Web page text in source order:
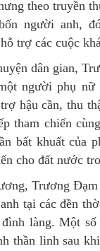
theo truyền
người anh,
trợ các cuộc
dân gian,
người phụ nữ
hậu cần, thu
tham chiến
bất khuất của
cho đất nước
Trương
tại các đền
làng. Một
thần linh sau